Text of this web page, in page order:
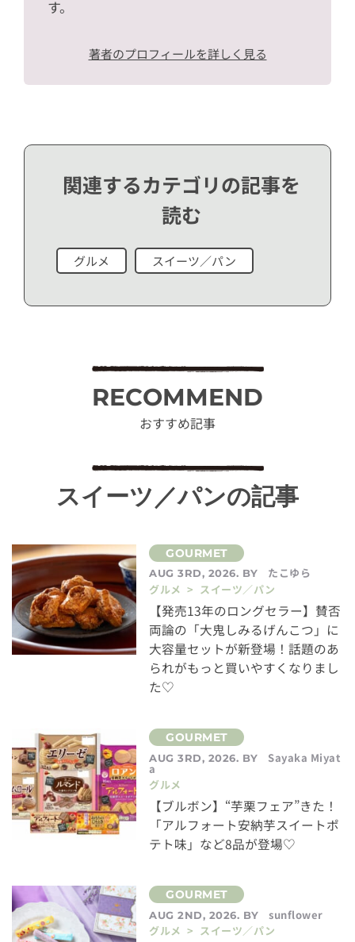
す。
著者のプロフィールを詳しく見る
関連するカテゴリの記事を
読む
グルメ スイーツ／パン
RECOMMEND
おすすめ記事
スイーツ／パンの記事
AUG 3RD, 2026. BY
たこゆら
グルメ > スイーツ／パン
【発売13年のロングセラー】賛否
両論の「大鬼しみるげんこつ」に
大容量セットが新登場！話題のあ
られがもっと買いやすくなりまし
た♡
AUG 3RD, 2026. BY Sayaka Miyat
a
グルメ
【ブルボン】“芋栗フェア”きた！
「アルフォート安納芋スイートポ
テト味」など8品が登場♡
AUG 2ND, 2026. BY
sunflower
グルメ > スイーツ／パン